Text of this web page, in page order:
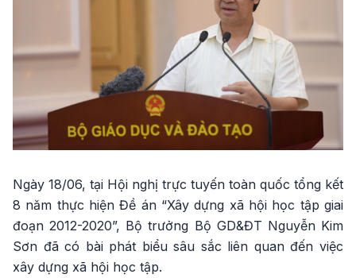
Ngày 18/06, tại Hội nghị trực tuyến toàn quốc tổng kết
8 năm thực hiện Đề án “Xây dựng xã hội học tập giai
đoạn 2012-2020”, Bộ trưởng Bộ GD&ĐT Nguyễn Kim
Sơn đã có bài phát biểu sâu sắc liên quan đến việc
xây dựng xã hội học tập.